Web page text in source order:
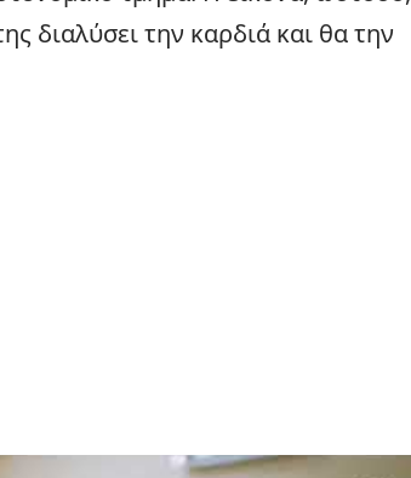
διαλύσει την καρδιά και θα την